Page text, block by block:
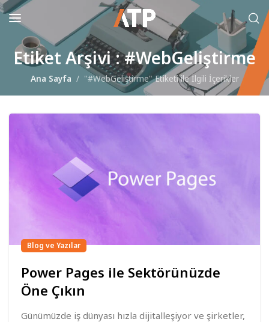
Etiket Arşivi : #WebGeliştirme
Ana Sayfa "#WebGeliştirme" Etiketi ile İlgili İçerikler
Blog ve Yazılar
Power Pages ile Sektörünüzde
Öne Çıkın
Günümüzde iş dünyası hızla dijitalleşiyor ve şirketler,